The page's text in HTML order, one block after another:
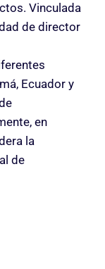
Vinculada
de director
Ecuador y
en
la
de